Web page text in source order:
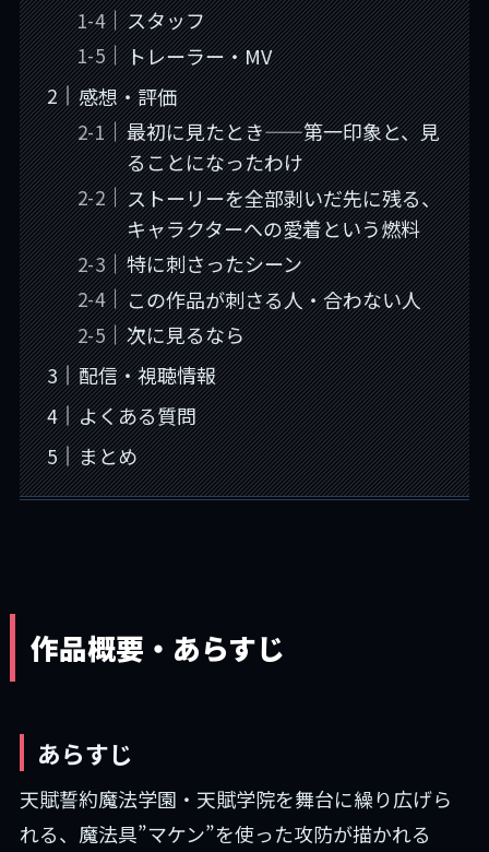
スタッフ
トレーラー・MV
感想・評価
最初に見たとき——第一印象と、見
ることになったわけ
ストーリーを全部剥いだ先に残る、
キャラクターへの愛着という燃料
特に刺さったシーン
この作品が刺さる人・合わない人
次に見るなら
配信・視聴情報
よくある質問
まとめ
作品概要・あらすじ
あらすじ
天賦誓約魔法学園・天賦学院を舞台に繰り広げら
れる、魔法具”マケン”を使った攻防が描かれる